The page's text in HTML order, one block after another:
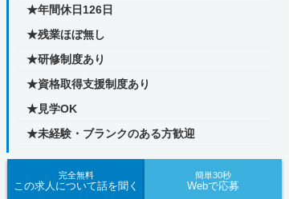
★年間休日126日
★残業ほぼ無し
★研修制度あり
★資格取得支援制度あり
★見学OK
★未経験・ブランクのある方歓迎
完全無料
この求人について話を聞く
簡単30秒
Webで応募